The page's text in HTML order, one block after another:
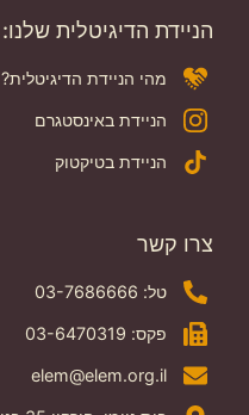
הניידת הדיגיטלית שלנו:
מהי הניידת הדיגיטלית?
הניידת באינסטגרם
הניידת בטיקטוק
צרו קשר
טל: 03-7686666
פקס: 03-6470319
elem@elem.org.il